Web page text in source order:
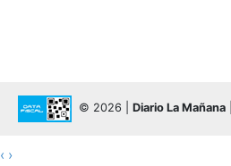
© 2026 | Diario La Mañana
‹ ›